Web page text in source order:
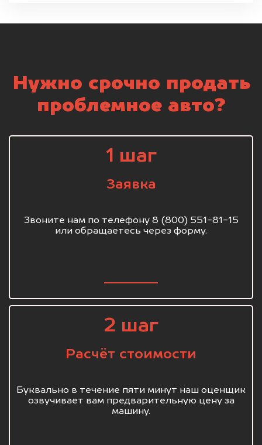
Нужно срочно продать
проблемное авто?
1 шаг
Заявка
Звоните нам по телефону 8 (800) 551-81-15
или обращаетесь через форму.
2 шаг
Расчёт стоимости
Буквально в течение пяти минут наш оценщик
озвучивает вам предварительную цену за
машину.